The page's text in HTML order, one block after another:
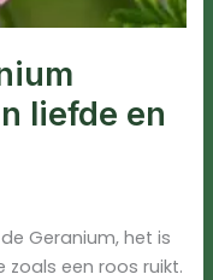
liefde en
Geranium, het is
een roos ruikt.